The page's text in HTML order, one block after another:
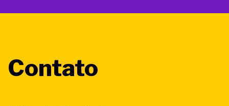
Contato